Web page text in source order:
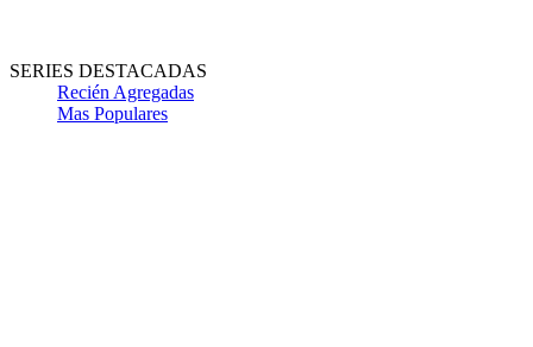
SERIES DESTACADAS
Recién Agregadas
Mas Populares